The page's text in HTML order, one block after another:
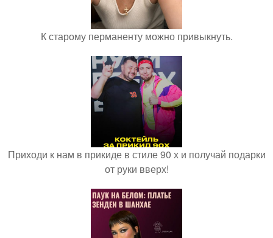
К старому перманенту можно привыкнуть.
Приходи к нам в прикиде в стиле 90 х и получай подарки
от руки вверх!